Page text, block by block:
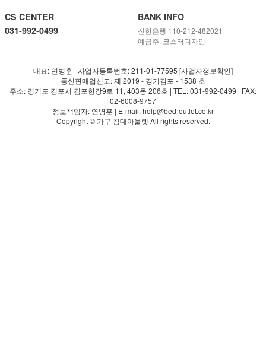
CS CENTER
031-992-0499
BANK INFO
신한은행 110-212-482021
예금주: 코스터디자인
대표: 연병훈 | 사업자등록번호: 211-01-77595 [사업자정보확인]
통신판매업신고: 제 2019 - 경기김포 - 1538 호
주소: 경기도 김포시 김포한강9로 11, 403동 206호 | TEL: 031-992-0499 | FAX:
02-6008-9757
정보책임자: 연병훈 | E-mail: help@bed-outlet.co.kr
Copyright © 가구 침대아울렛 All rights reserved.